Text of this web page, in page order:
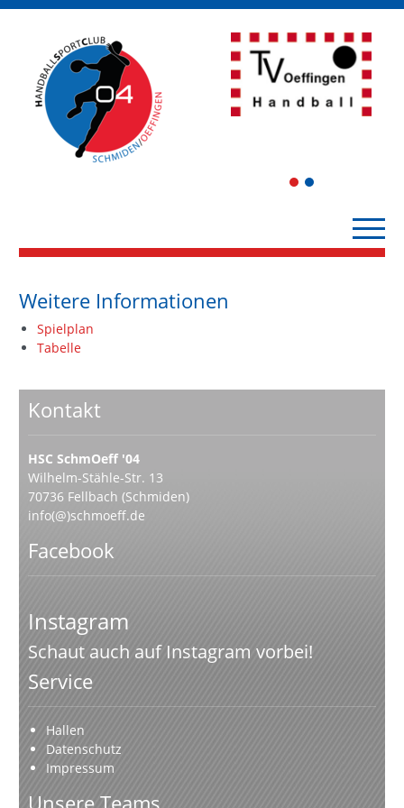
1 2
Weitere Informationen
Spielplan
Tabelle
Kontakt
HSC SchmOeff '04
Wilhelm-Stähle-Str. 13
70736 Fellbach (Schmiden)
info(@)schmoeff.de
Facebook
Instagram
Schaut auch auf Instagram vorbei!
Service
Hallen
Datenschutz
Impressum